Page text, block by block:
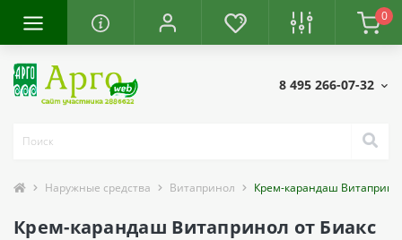
0
8 495 266-07-32
Наружные средства Витапринол Крем-карандаш
Крем-карандаш Витапринол от Биакс